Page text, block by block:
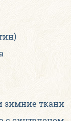
зимние ткани